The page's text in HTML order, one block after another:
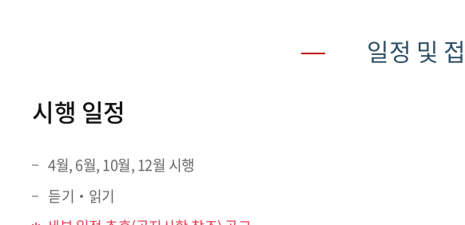
일정 및
시행 일정
4월, 6월, 10월, 12월 시행
듣기‧읽기